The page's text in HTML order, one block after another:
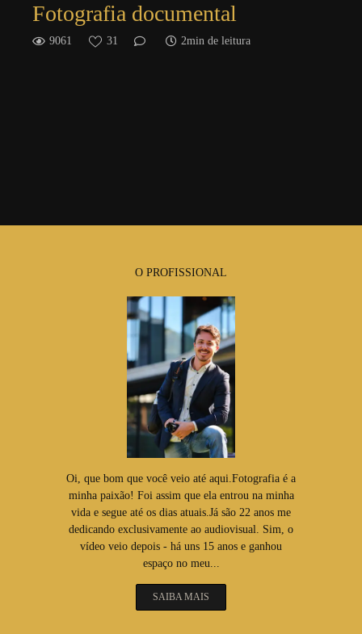
Fotografia documental
9061 31 2min de leitura
O PROFISSIONAL
Oi, que bom que você veio até aqui.Fotografia é a
minha paixão! Foi assim que ela entrou na minha
vida e segue até os dias atuais.Já são 22 anos me
dedicando exclusivamente ao audiovisual. Sim, o
vídeo veio depois - há uns 15 anos e ganhou
espaço no meu...
SAIBA MAIS